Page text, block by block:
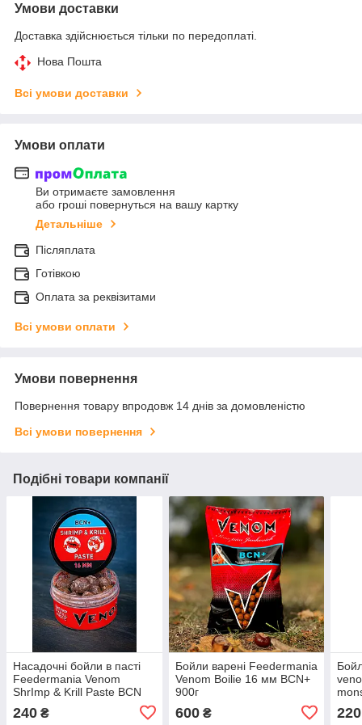
Умови доставки
Доставка здійснюється тільки по передоплаті.
Нова Пошта
Всі умови доставки
Умови оплати
Ви отримаєте замовлення
або гроші повернуться на вашу картку
Детальніше
Післяплата
Готівкою
Оплата за реквізитами
Всі умови оплати
Умови повернення
Повернення товару впродовж 14 днів за домовленістю
Всі умови повернення
Подібні товари компанії
Насадочні бойли в пасті
Feedermania Venom
ShrImp & Krill Paste BCN
240 ₴
Бойли варені Feedermania
Venom Boilie 16 мм BCN+
900г
600₴ 220